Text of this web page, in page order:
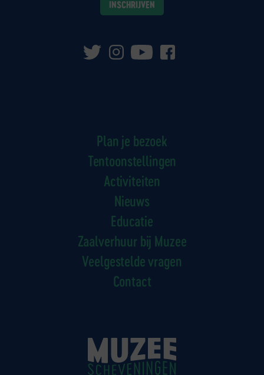
Plan je bezoek
Tentoonstellingen
Activiteiten
Nieuws
Educatie
Zaalverhuur bij Muzee
Veelgestelde vragen
Contact